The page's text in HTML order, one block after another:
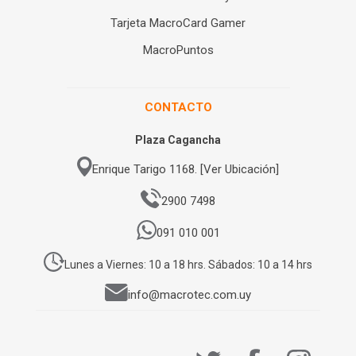
Tarjeta MacroCard Gamer
MacroPuntos
CONTACTO
Plaza Cagancha
Enrique Tarigo 1168. [Ver Ubicación]
2900 7498
091 010 001
Lunes a Viernes: 10 a 18 hrs. Sábados: 10 a 14 hrs
info@macrotec.com.uy